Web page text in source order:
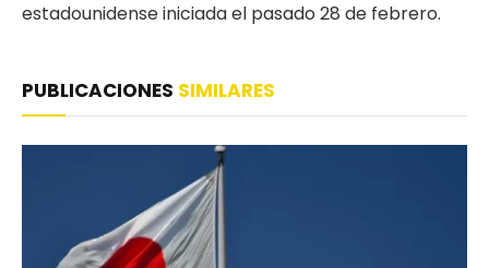
estadounidense iniciada el pasado 28 de febrero.
PUBLICACIONES SIMILARES